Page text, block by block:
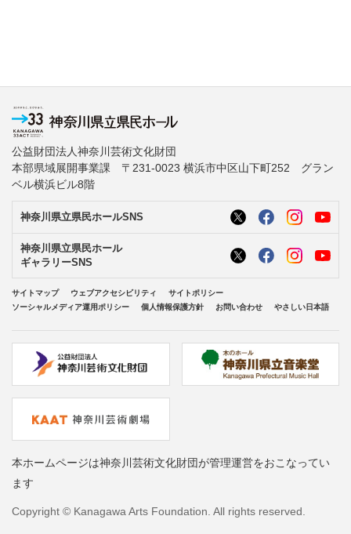
公益財団法人神奈川芸術文化財団
本部県域展開事業課 〒231-0023 横浜市中区山下町252 グラン
ベル横浜ビル8階
神奈川県立県民ホールSNS
神奈川県立県民ホール
ギャラリーSNS
サイトマップ ウェブアクセシビリティ
サイトポリシー
ソーシャルメディア運用ポリシー
個人情報保護方針 お問い合わせ やさしい日本語
本ホームページは神奈川芸術文化財団が管理運営をおこなってい
ます
Copyright © Kanagawa Arts Foundation. All rights reserved.